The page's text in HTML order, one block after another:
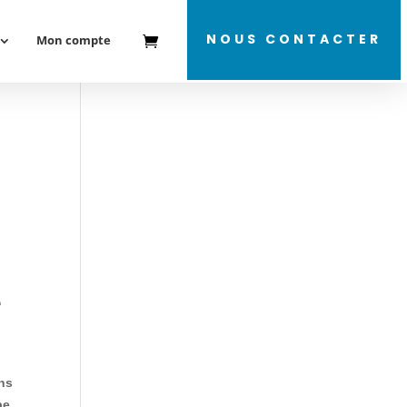
NOUS CONTACTER
Mon compte